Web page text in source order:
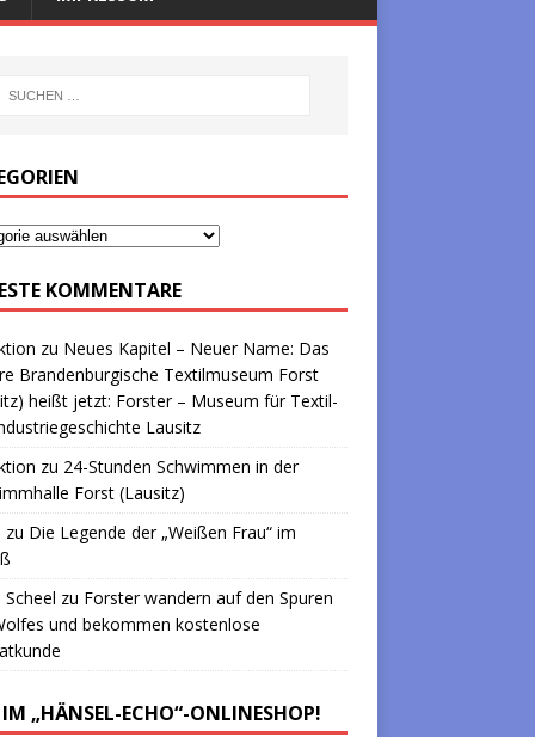
KOMMENTARE
zu Neues Kapitel – Neuer Name: Das
Brandenburgische Textilmuseum Forst
heißt jetzt: Forster – Museum für Textil-
Lausitz
zu 24-Stunden Schwimmen in der
Forst (Lausitz)
zu Die Legende der „Weißen Frau“ im
Scheel zu Forster wandern auf den Spuren
und bekommen kostenlose
„HÄNSEL-ECHO“-ONLINESHOP!